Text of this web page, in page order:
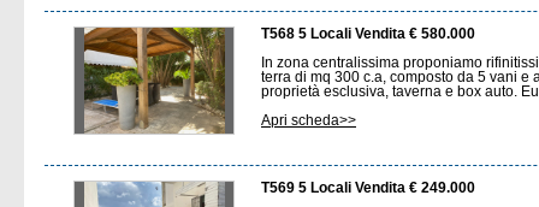
T568 5 Locali Vendita € 580.000
In zona centralissima proponiamo
terra di mq 300 c.a, composto da 5 vani e
proprietà esclusiva, taverna e box auto.
Apri scheda>>
T569 5 Locali Vendita € 249.000